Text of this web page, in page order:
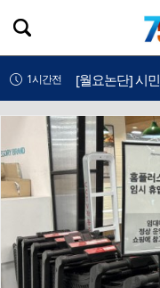
1시간전 [오늘과내일]
1시간전 [월요논단] 시
1시간전 [사설] '거점국
1시간전
3시간전 홈플러스 충청
3시간전